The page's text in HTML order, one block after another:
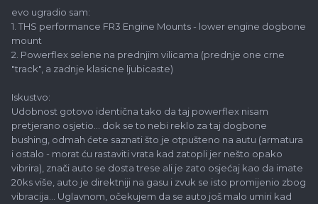
evo ugradio sam:
1. THS performance FR3 Engine Mounts - lower engine dogbone
mount
2. Powerflex selene na prednjim vilicama (prednje one crne
"track", a zadnje klasicne ljubicaste)
Iskustvo:
Udobnost gotovo identična tako da taj powerflex nisam
pretjerano osjetio... dok se to nebi reklo za taj dogbone
bushing, odmah ćete saznati što je otpušteno na autu (armatura
i ostalo - morat ću rastaviti vrata kad zatopli jer nešto opako
vibrira), znači auto se dosta trese ali je zato osjećaj kao da imate
20ks više, auto je direktniji na gasu i zvuk se isto promijenio zbog
vibracija... Uglavnom, očekujem da se auto još malo umiri kad